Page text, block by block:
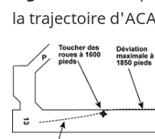
la trajectoire
Image